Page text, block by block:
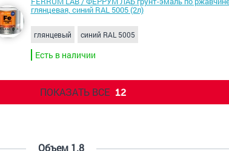
глянцевая, синий RAL 5005 (2л)
глянцевый синий RAL 5005
Есть в наличии
ПОКАЗАТЬ ВСЕ 12
Объем 1.8